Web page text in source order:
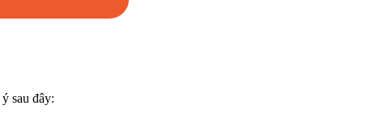
sau đây: